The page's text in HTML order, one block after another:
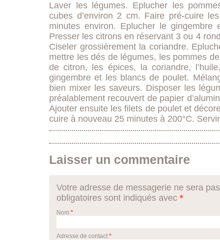
Laver les légumes. Eplucher les
cubes d’environ 2 cm. Faire pré-cuire
minutes environ. Eplucher le
Presser les citrons en réservant 3 ou 4
Ciseler grossièrement la coriandre.
mettre les dés de légumes, les pommes
de citron, les épices, la coriandre,
gingembre et les blancs de poulet.
bien mixer les saveurs. Disposer les
préalablement recouvert de papier
Ajouter ensuite les filets de poulet et
cuire à nouveau 25 minutes à 200°C.
Laisser un commentaire
Votre adresse de messagerie ne sera
obligatoires sont indiqués avec *
Nom *
Adresse de contact *